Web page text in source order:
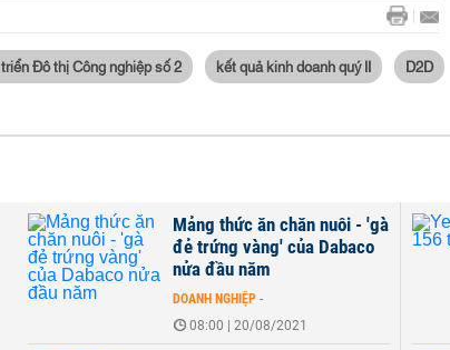
Đô thị Công nghiệp số 2 kết quả kinh doanh quý II D2D
Mảng thức ăn chăn nuôi - 'gà
đẻ trứng vàng' của Dabaco
nửa đầu năm
DOANH NGHIỆP -
08:00 | 20/08/2021